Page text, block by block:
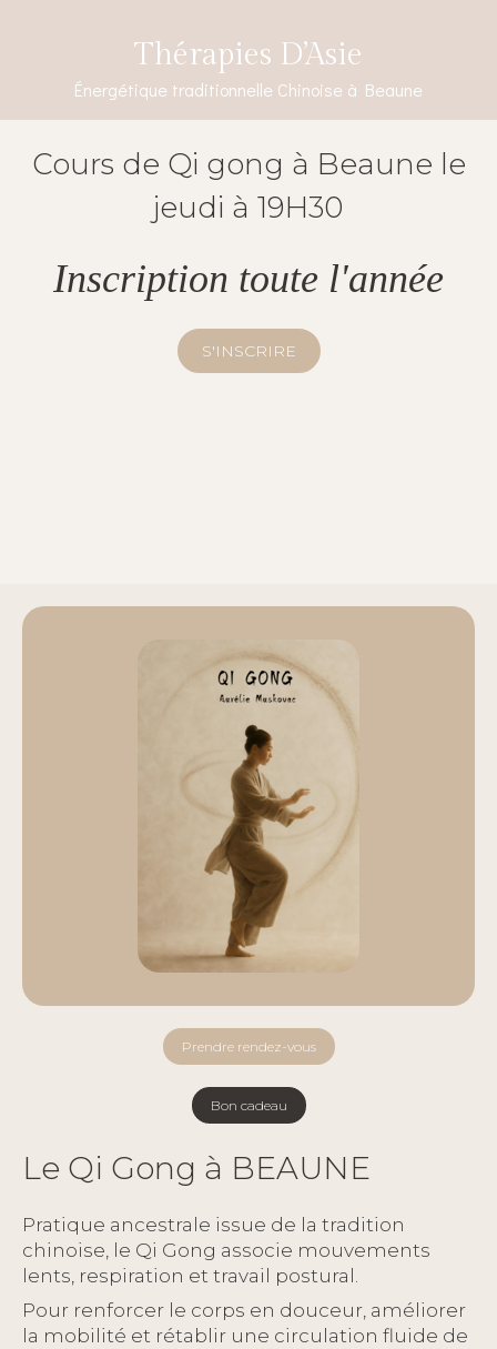
Thérapies D’Asie
Énergétique traditionnelle Chinoise à Beaune
Cours de Qi gong à Beaune le
jeudi à 19H30
Inscription toute l'année
S'INSCRIRE
Prendre rendez-vous
Bon cadeau
Le Qi Gong à BEAUNE
Pratique ancestrale issue de la tradition
chinoise, le Qi Gong associe mouvements
lents, respiration et travail postural.
Pour renforcer le corps en douceur, améliorer
la mobilité et rétablir une circulation fluide de